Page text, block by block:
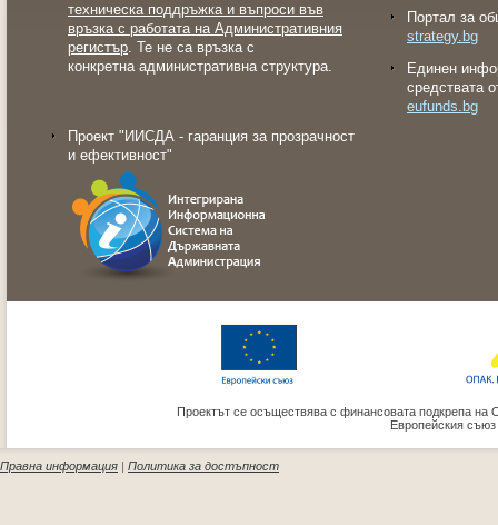
техническа поддръжка и въпроси във
връзка с работата на Административния
регистър. Те не са връзка с
конкретна административна структура.
Проект "ИИСДА - гаранция за прозрачност
и ефективност"
Портал за
strategy.bg
Eдинен
средствата
eufunds.bg
Проектът се осъществява с финансовата подкрепа на
Европейския
Правна информация | Политика за достъпност